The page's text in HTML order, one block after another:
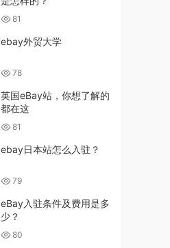
81
ebay外贸大学
78
英国eBay站，你想了解的
都在这
81
ebay日本站怎么入驻？
79
eBay入驻条件及费用是多
少？
80